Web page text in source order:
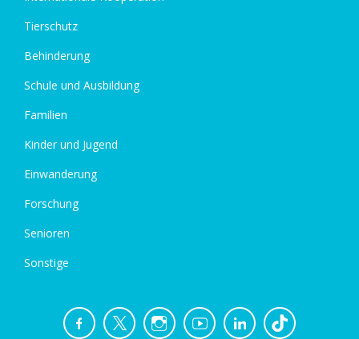
Tierschutz
Behinderung
Schule und Ausbildung
Familien
Kinder und Jugend
Einwanderung
Forschung
Senioren
Sonstige